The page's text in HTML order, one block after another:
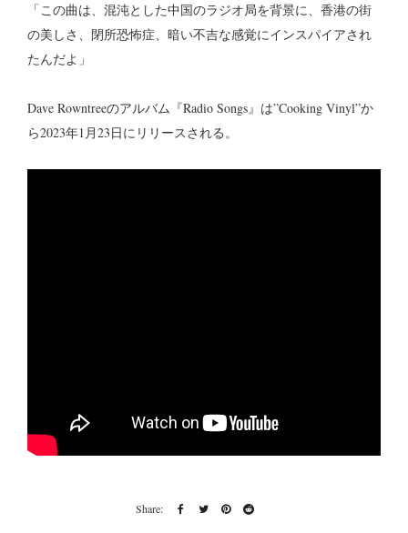
「この曲は、混沌とした中国のラジオ局を背景に、香港の街
の美しさ、閉所恐怖症、暗い不吉な感覚にインスパイアされ
たんだよ」
Dave Rowntreeのアルバム『Radio Songs』は”Cooking Vinyl”か
ら2023年1月23日にリリースされる。